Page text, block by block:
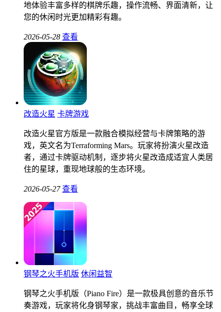
地体验丰富多样的棋牌乐趣，操作流畅、界面清新，让
您的休闲时光更加精彩有趣。
2026-05-28 查看
改造火星 卡牌游戏
改造火星官方版是一款融合模拟经营与卡牌策略的游
戏，英文名为Terraforming Mars。玩家将扮演火星改造
者，通过卡牌驱动机制，逐步将火星改造成适宜人类居
住的星球，重现地球般的生态环境。
2026-05-27 查看
钢琴之火手机版 休闲益智
钢琴之火手机版（Piano Fire）是一款极具创意的音乐节
奏游戏，玩家将化身钢琴家，挑战丰富曲目，畅享全球